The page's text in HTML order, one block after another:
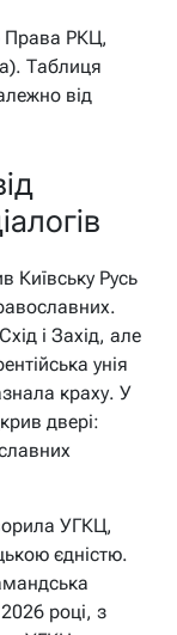
Права РКЦ,
Таблиця
від
Київську Русь
і Захід, але
унія
краху. У
двері:
УГКЦ,
єдністю.
році, з